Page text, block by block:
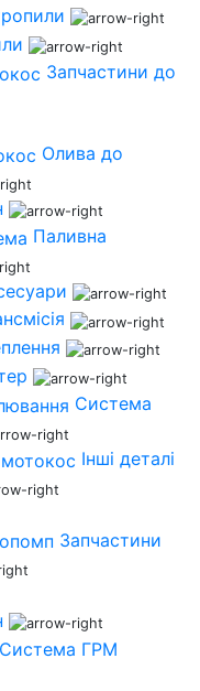
Запчастини до
Олива до
Паливна
Система
Інші деталі
Запчастини
Система ГРМ